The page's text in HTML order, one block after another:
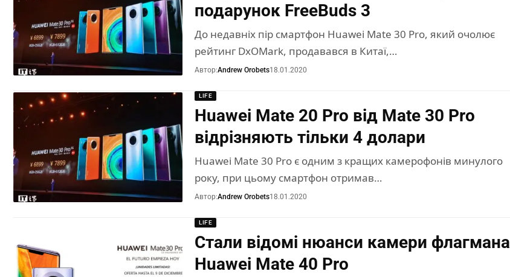
подарунок FreeBuds 3
До недавніх пір смартфон Huawei Mate 30 Pro, який очолює
рейтинг DxOMark, продавався в Китаї,…
Автор:Andrew Orobets18.01.2020
LIFE
Huawei Mate 20 Pro від Mate 30 Pro
відрізняють тільки 4 долари
Huawei Mate 30 Pro є одним з кращих камерофонів минулого
року, при цьому смартфон отримав…
Автор:Andrew Orobets18.01.2020
LIFE
Стали відомі нюанси камери флагмана
Huawei Mate 40 Pro